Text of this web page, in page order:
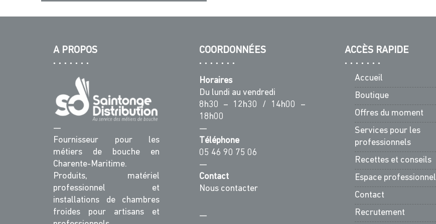
A PROPOS
—
Fournisseur pour les
métiers de bouche en
Charente-Maritime.
Produits, matériel
professionnel et
installations de chambres
froides pour artisans et
COORDONNÉES
Horaires
Du lundi au vendredi
8h30 – 12h30 / 14h00 –
18h00
—
Téléphone
05 46 90 75 06
—
Contact
Nous contacter
—
ACCÈS RAPIDE
Accueil
Boutique
Offres du moment
Services pour les
professionnels
Recettes et conseils
Espace professionnel
Contact
Recrutement